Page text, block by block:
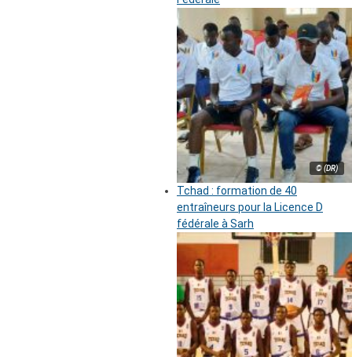
© (DR)
Tchad : formation de 40
entraîneurs pour la Licence D
fédérale à Sarh